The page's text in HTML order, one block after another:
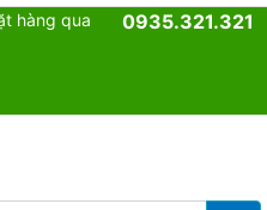
hàng qua
0935.321.321